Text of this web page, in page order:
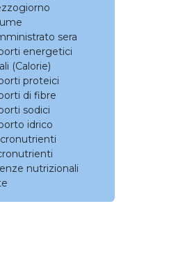
sera
energetici
(Calorie)
proteici
di fibre
sodici
idrico
nutrizionali